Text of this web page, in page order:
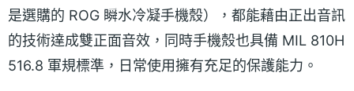
是選購的 ROG 瞬水冷凝手機殼），都能藉由正出音訊
的技術達成雙正面音效，同時手機殼也具備 MIL 810H
516.8 軍規標準，日常使用擁有充足的保護能力。